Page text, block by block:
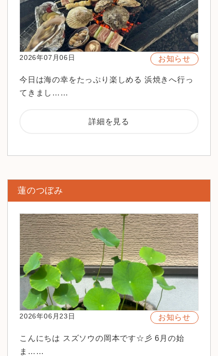
2026年07月06日 お知らせ
今日は海の幸をたっぷり楽しめる 浜焼きへ行っ
てきまし……
詳細を見る
蓮のつぼみ
2026年06月23日 お知らせ
こんにちは スズソウの岡本です☆彡 6月の始
ま……